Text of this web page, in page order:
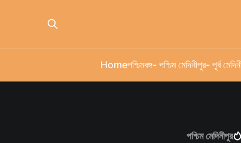
Homeপশ্চিমবঙ্গ- পশ্চিম মেদিনীপুর- পূর্ব
পশ্চিম মেদিনীপুর